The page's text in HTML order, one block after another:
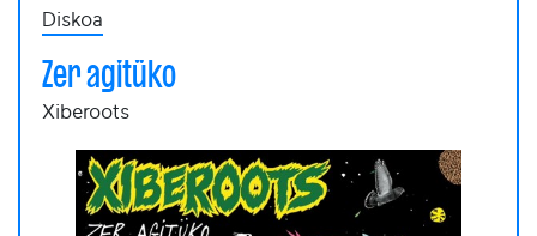
Diskoa
Zer agitüko
Xiberoots